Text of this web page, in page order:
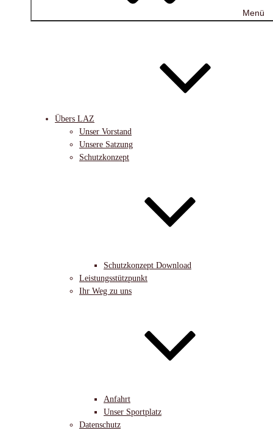
Menü
Übers LAZ
Unser Vorstand
Unsere Satzung
Schutzkonzept
Schutzkonzept Download
Leistungsstützpunkt
Ihr Weg zu uns
Anfahrt
Unser Sportplatz
Datenschutz